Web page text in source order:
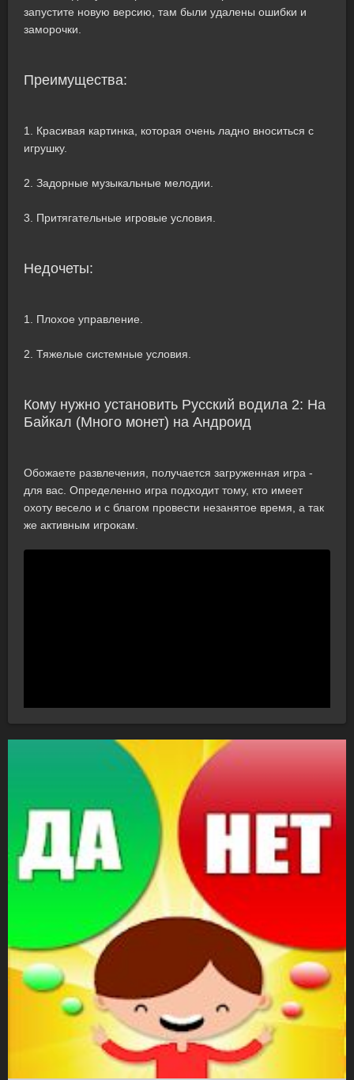
запустите новую версию, там были удалены ошибки и
заморочки.
Преимущества:
1. Красивая картинка, которая очень ладно вноситься с
игрушку.
2. Задорные музыкальные мелодии.
3. Притягательные игровые условия.
Недочеты:
1. Плохое управление.
2. Тяжелые системные условия.
Кому нужно установить Русский водила 2: На
Байкал (Много монет) на Андроид
Обожаете развлечения, получается загруженная игра -
для вас. Определенно игра подходит тому, кто имеет
охоту весело и с благом провести незанятое время, а так
же активным игрокам.